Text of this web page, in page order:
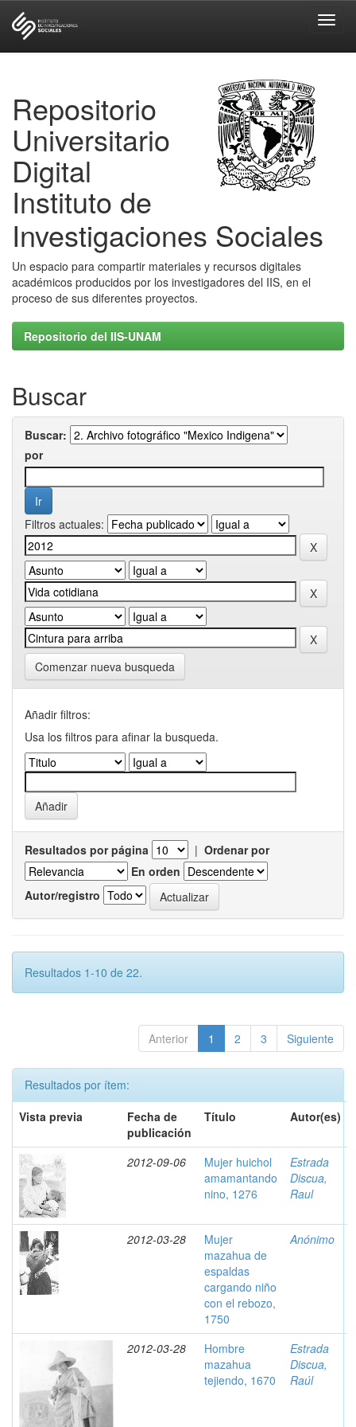
Repositorio
Universitario
Digital
Instituto de
Investigaciones Sociales
Un espacio para compartir materiales y recursos digitales
académicos producidos por los investigadores del IIS, en el
proceso de sus diferentes proyectos.
Repositorio del IIS-UNAM
Buscar
Buscar:
por
Filtros actuales:
Comenzar nueva busqueda
Añadir filtros:
Usa los filtros para afinar la busqueda.
Resultados por página | Ordenar por
En orden
Autor/registro
Resultados 1-10 de 22.
Anterior 1 2 3 Siguiente
Resultados por ítem:
Vista previa
Fecha de
publicación
Título Autor(es)
2012-09-06
Mujer huichol
amamantando
nino, 1276
Estrada
Discua,
Raul
2012-03-28
Mujer
mazahua de
espaldas
cargando niño
con el rebozo,
1750
Anónimo
2012-03-28
Hombre
mazahua
tejiendo, 1670
Estrada
Discua,
Raúl